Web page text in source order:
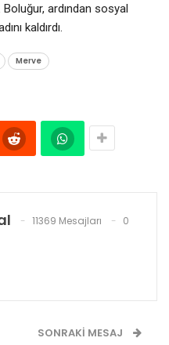
Boluğur, ardından sosyal
kaldırdı.
Merve
11369 Mesajları
0
SONRAKI MESAJ